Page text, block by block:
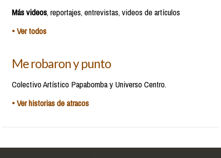
Más videos, reportajes, entrevistas, videos de artículos
• Ver todos
Me robaron y punto
Colectivo Artístico Papabomba y Universo Centro.
• Ver historias de atracos